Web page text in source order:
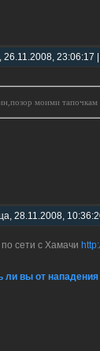
26.11.2008,
моими тапочкам
28.11.2008,
по сети с Хамачи
ли вы от